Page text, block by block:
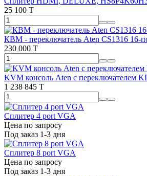
25 100 T
КВМ - переключатель Aten CS1316 16-
230 000 T
KVM консоль Aten с переключателем
1 238 845 T
Сплитер 4 port VGA
Цена по запросу
Под заказ 1-3 дня
Сплитер 8 port VGA
Цена по запросу
Под заказ 1-3 дня